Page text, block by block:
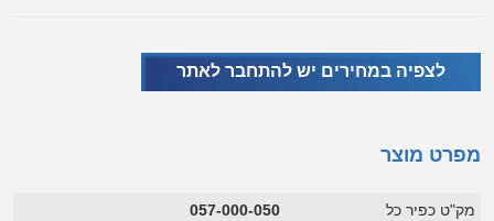
לצפיה במחירים יש להתחבר לאתר
מפרט מוצר
מק"ט כפיר כל 057-000-050